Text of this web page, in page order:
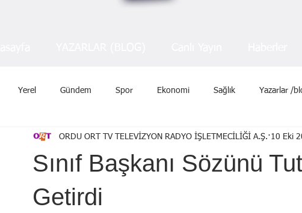
Yerel Gündem Spor Ekonomi Sağlık Yazarlar /
Özen Topçu EKREM KARADAĞ Birol Öztürk Selçuk ŞEN
BAYRAM AYBASTI
Sınıf Başkanı Sözünü
Getirdi
ORDU ORT TV TELEVİZYON RADYO İŞLETMECİLİĞİ A.Ş. 10 Eki